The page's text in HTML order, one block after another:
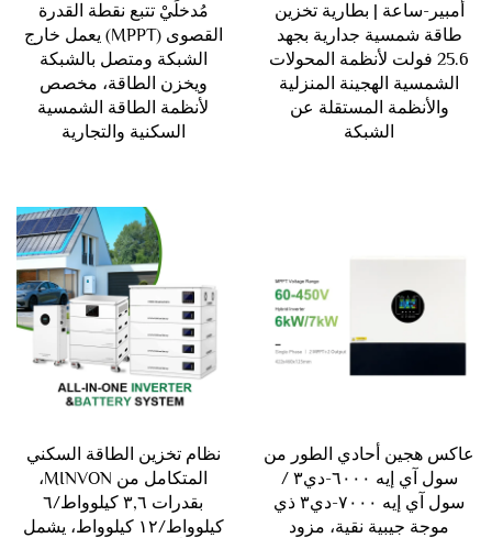
أمبير-ساعة | بطارية تخزين
طاقة شمسية جدارية بجهد
25.6 فولت لأنظمة المحولات
الشمسية الهجينة المنزلية
والأنظمة المستقلة عن
الشبكة
مُدخلَيْ تتبع نقطة القدرة
القصوى (MPPT) يعمل خارج
الشبكة ومتصل بالشبكة
ويخزن الطاقة، مخصص
لأنظمة الطاقة الشمسية
السكنية والتجارية
عاكس هجين أحادي الطور من
سول آي إيه ٦٠٠٠-دي٣ /
سول آي إيه ٧٠٠٠-دي٣ ذي
موجة جيبية نقية، مزود
نظام تخزين الطاقة السكني
المتكامل من MINVON،
بقدرات ٣,٦ كيلوواط‏/٦
كيلوواط‏/١٢ كيلوواط، يشمل